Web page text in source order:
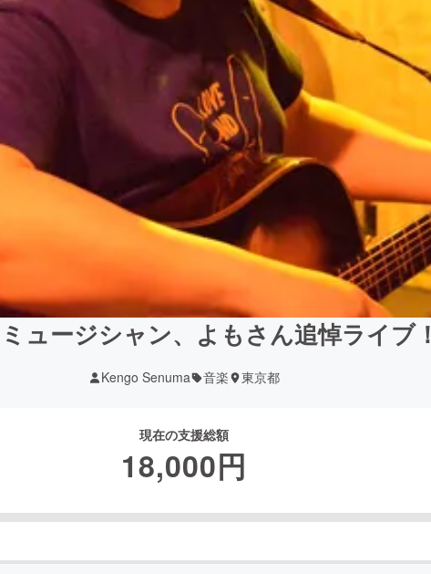
ュージシャン、よもさん追悼ライブ！
Kengo Senuma 音楽 東京都
現在の支援総額
18,000円